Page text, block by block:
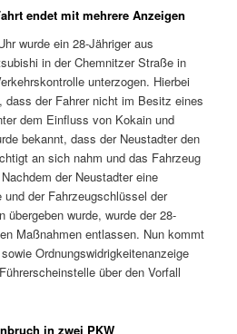
endet mit mehrere Anzeigen
wurde ein 28-Jähriger aus
in der Chemnitzer Straße in
unterzogen. Hierbei
dass der Fahrer nicht im Besitz eines
dem Einfluss von Kokain und
bekannt, dass der Neustadter den
an sich nahm und das Fahrzeug
der Neustadter eine
und der Fahrzeugschlüssel der
übergeben wurde, wurde der 28-
Maßnahmen entlassen. Nun kommt
Ordnungswidrigkeitenanzeige
über den Vorfall
in zwei PKW